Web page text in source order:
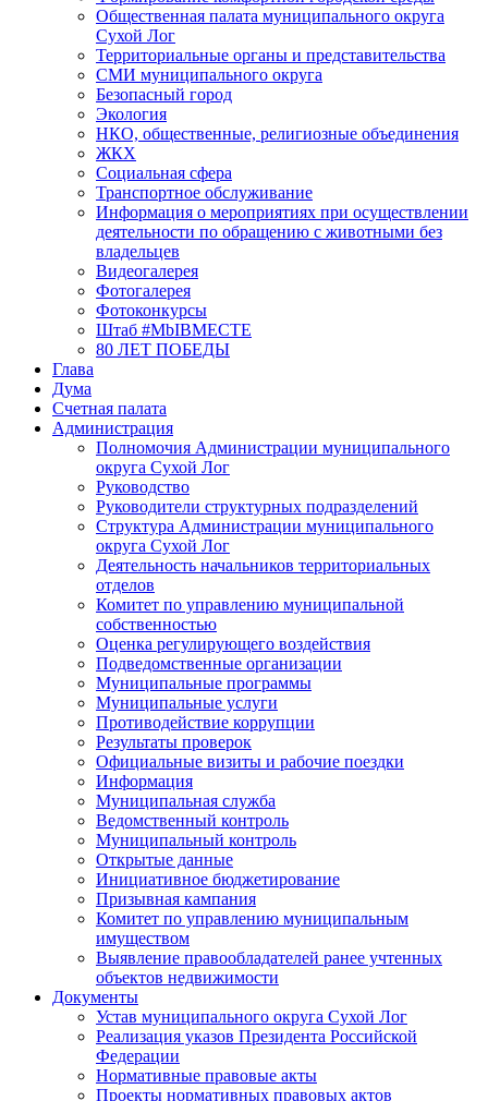
Общественная палата муниципального округа
Сухой Лог
Территориальные органы и представительства
СМИ муниципального округа
Безопасный город
Экология
НКО, общественные, религиозные объединения
ЖКХ
Социальная сфера
Транспортное обслуживание
Информация о мероприятиях при осуществлении
деятельности по обращению с животными без
владельцев
Видеогалерея
Фотогалерея
Фотоконкурсы
Штаб #MbIBMECTE
80 ЛЕТ ПОБЕДЫ
Глава
Дума
Счетная палата
Администрация
Полномочия Администрации муниципального
округа Сухой Лог
Руководство
Руководители структурных подразделений
Структура Администрации муниципального
округа Сухой Лог
Деятельность начальников территориальных
отделов
Комитет по управлению муниципальной
собственностью
Оценка регулирующего воздействия
Подведомственные организации
Муниципальные программы
Муниципальные услуги
Противодействие коррупции
Результаты проверок
Официальные визиты и рабочие поездки
Информация
Муниципальная служба
Ведомственный контроль
Муниципальный контроль
Открытые данные
Инициативное бюджетирование
Призывная кампания
Комитет по управлению муниципальным
имуществом
Выявление правообладателей ранее учтенных
объектов недвижимости
Документы
Устав муниципального округа Сухой Лог
Реализация указов Президента Российской
Федерации
Нормативные правовые акты
Проекты нормативных правовых актов